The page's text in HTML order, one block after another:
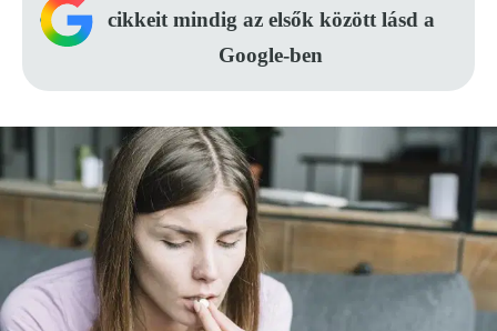
cikkeit mindig az elsők között lásd a
Google-ben